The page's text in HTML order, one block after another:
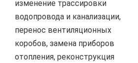
изменение трассировки
водопровода и канализации,
перенос вентиляционных
коробов, замена приборов
отопления, реконструкция